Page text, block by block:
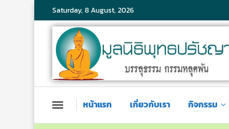
Saturday, 8 August, 2026
หน้าแรก เกี่ยวกับเรา กิจกรรม